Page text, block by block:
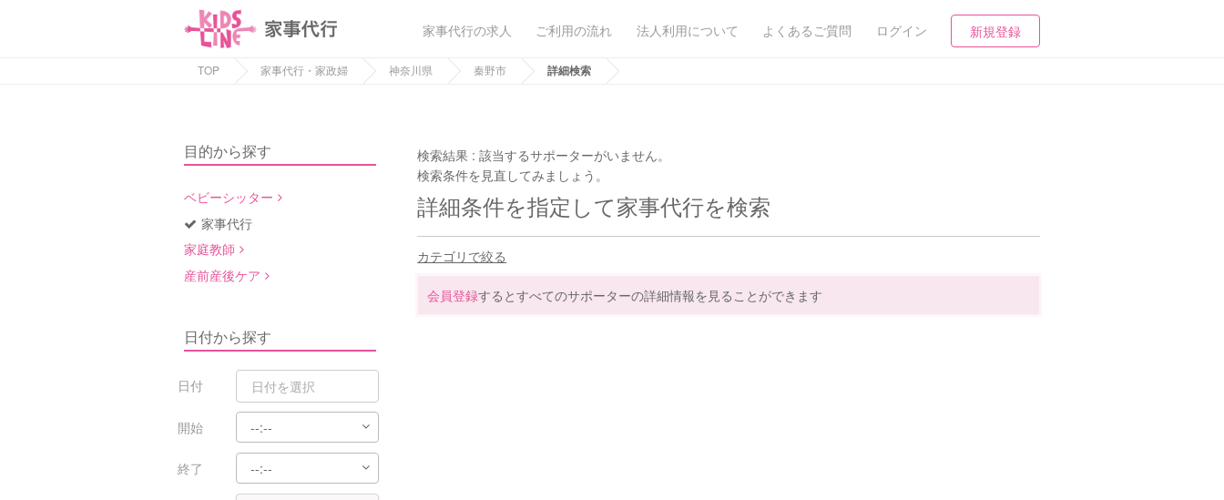
家事代行の求人 ご利用の流れ 法人利用について よくあるご質問 ログイン 新規登録
TOP 家事代行・家政婦 神奈川県 秦野市 詳細検索
目的から探す
ベビーシッター
家事代行
家庭教師
産前産後ケア
日付から探す
日付
開始
終了
検索結果 :該当するサポーターがいません。
検索条件を見直してみましょう。
詳細条件を指定して家事代行を検索
カテゴリで絞る
会員登録するとすべてのサポーターの詳細情報を見ることができます